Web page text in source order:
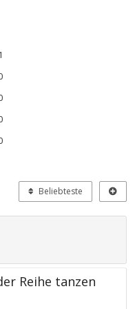
Beliebteste
Reihe tanzen